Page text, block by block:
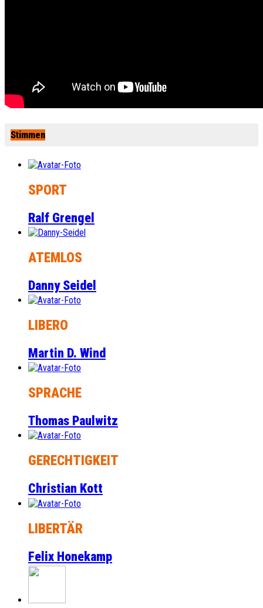
Stimmen
SPORT
Ralf Grengel
ATEMLOS
Danny Seidel
LIBERO
Martin D. Wind
SPRACHE
Thomas Paulwitz
GERECHTIGKEIT
Christian Kott
LIBERTÄR
Felix Honekamp